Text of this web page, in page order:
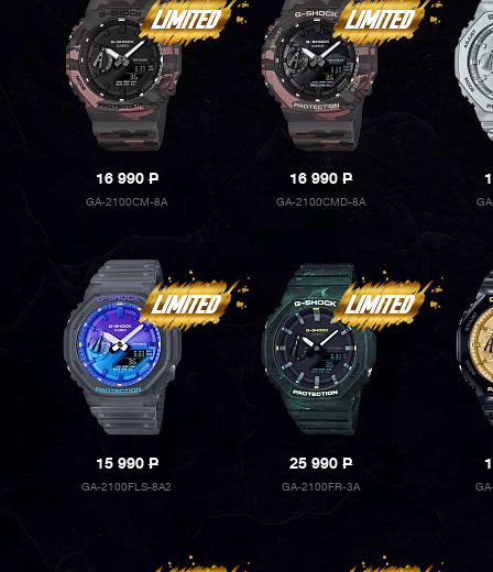
16 990P
GA-2100CM-8A
16 990P
GA-2100CMD-8A
15 990P
GA-2100FLS-8A2
25 990P
GA-2100FR-3A